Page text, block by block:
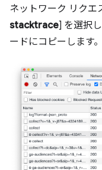
ネットワーク リク
stacktrace] を選択
ードにコピーします。